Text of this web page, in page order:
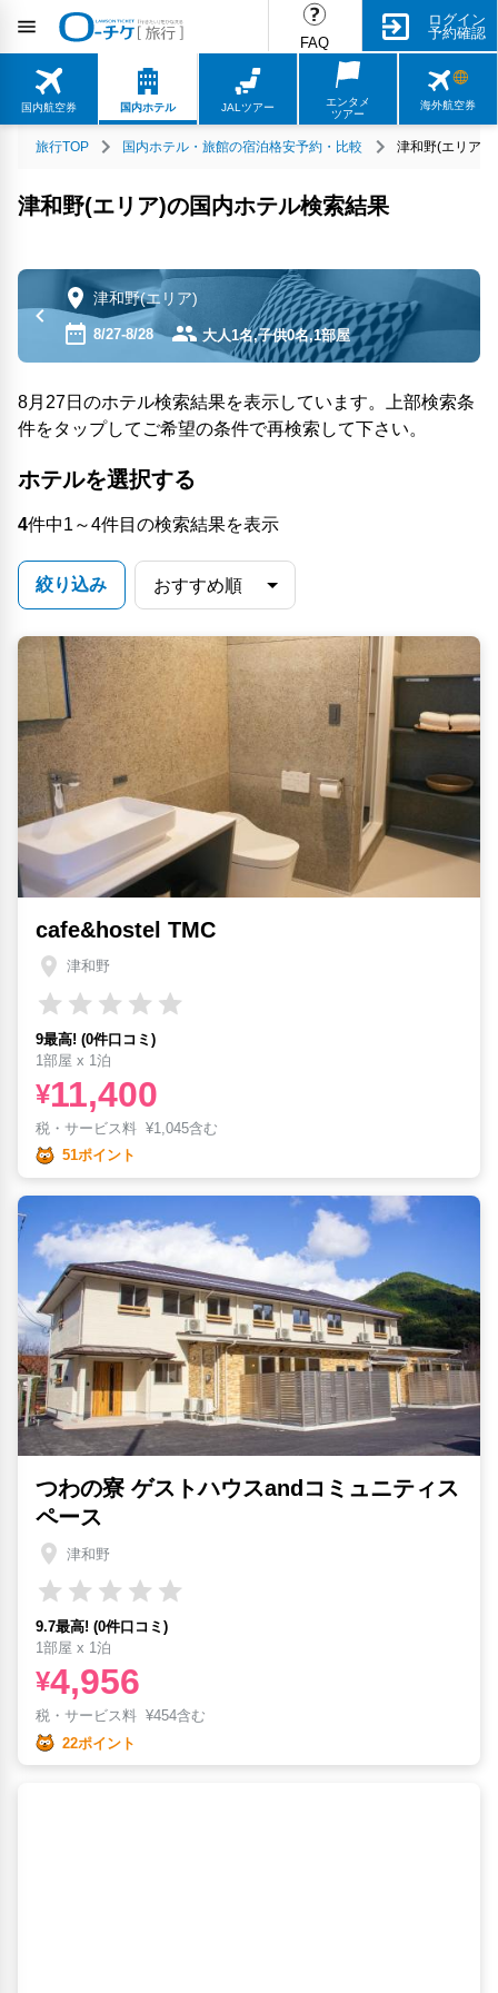
FAQ
ログイン
予約確認
国内航空券 国内ホテル JALツアー
エンタメ
ツアー
海外航空券
旅行TOP 国内ホテル・旅館の宿泊格安予約・比較 津和野(エリア)
津和野(エリア)の国内ホテル検索結果
津和野(エリア)
8/27-8/28 大人1名,子供0名,1部屋
8月27日のホテル検索結果を表示しています。上部検索条
件をタップしてご希望の条件で再検索して下さい。
ホテルを選択する
4件中1～4件目の検索結果を表示
絞り込み
cafe&hostel TMC
津和野
9最高! (0件口コミ)
1部屋 x 1泊
¥11,400
税・サービス料 ¥1,045含む
51ポイント
つわの寮 ゲストハウスandコミュニティス
ペース
津和野
9.7最高! (0件口コミ)
1部屋 x 1泊
¥4,956
税・サービス料 ¥454含む
22ポイント